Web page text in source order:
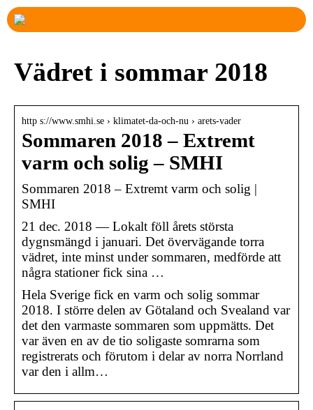
Vädret i sommar 2018
http s://www.smhi.se › klimatet-da-och-nu › arets-vader
Sommaren 2018 – Extremt
varm och solig – SMHI
Sommaren 2018 – Extremt varm och solig |
SMHI
21 dec. 2018 — Lokalt föll årets största
dygnsmängd i januari. Det övervägande torra
vädret, inte minst under sommaren, medförde att
några stationer fick sina …
Hela Sverige fick en varm och solig sommar
2018. I större delen av Götaland och Svealand var
det den varmaste sommaren som uppmätts. Det
var även en av de tio soligaste somrarna som
registrerats och förutom i delar av norra Norrland
var den i allm…